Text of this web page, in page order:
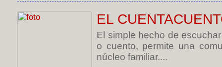
EL
El simple hecho de
o cuento, permite una
núcleo familiar....